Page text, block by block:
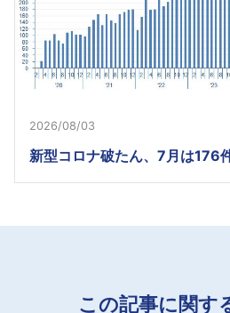
2026/08/03
新型コロナ破たん、7月は176
この記事に関す